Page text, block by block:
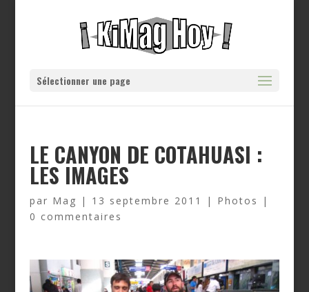
Sélectionner une page
LE CANYON DE COTAHUASI :
LES IMAGES
par Mag | 13 septembre 2011 | Photos
|
0 commentaires